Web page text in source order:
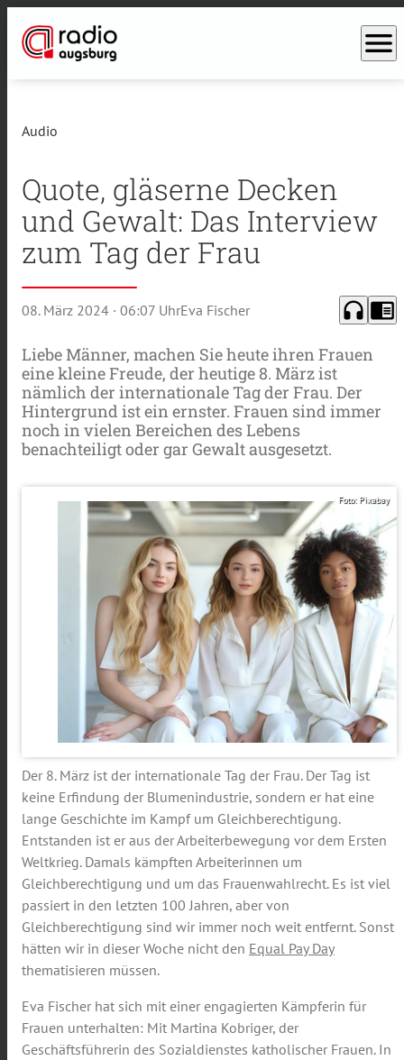
menu
Audio
Quote, gläserne Decken
und Gewalt: Das Interview
zum Tag der Frau
08. März 2024 · 06:07 UhrEva Fischer headphones chrome_reader_mode
Liebe Männer, machen Sie heute ihren Frauen
eine kleine Freude, der heutige 8. März ist
nämlich der internationale Tag der Frau. Der
Hintergrund ist ein ernster. Frauen sind immer
noch in vielen Bereichen des Lebens
benachteiligt oder gar Gewalt ausgesetzt.
Foto: Pixabay
Der 8. März ist der internationale Tag der Frau. Der Tag ist
keine Erfindung der Blumenindustrie, sondern er hat eine
lange Geschichte im Kampf um Gleichberechtigung.
Entstanden ist er aus der Arbeiterbewegung vor dem Ersten
Weltkrieg. Damals kämpften Arbeiterinnen um
Gleichberechtigung und um das Frauenwahlrecht. Es ist viel
passiert in den letzten 100 Jahren, aber von
Gleichberechtigung sind wir immer noch weit entfernt. Sonst
hätten wir in dieser Woche nicht den Equal Pay Day
thematisieren müssen.
Eva Fischer hat sich mit einer engagierten Kämpferin für
Frauen unterhalten: Mit Martina Kobriger, der
Geschäftsführerin des Sozialdienstes katholischer Frauen. In